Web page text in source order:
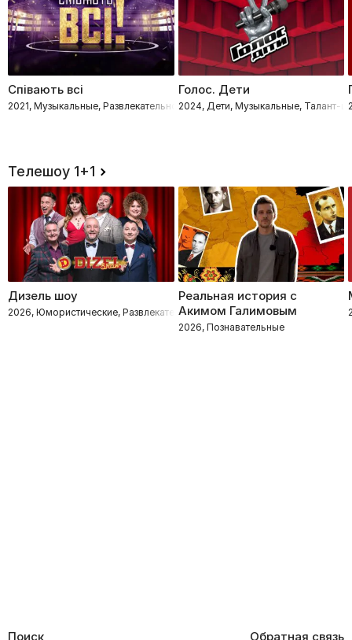
Співають всі
2021, Музыкальные, Развлекательное, Талант-шоу
Голос. Дети
2024, Дети, Музыкальные, Талант-
Телешоу 1+1
Дизель шоу
2026, Юмористические, Развлекательное
Реальная история с
Акимом Галимовым
2026, Познавательные
Поиск Обратная связь